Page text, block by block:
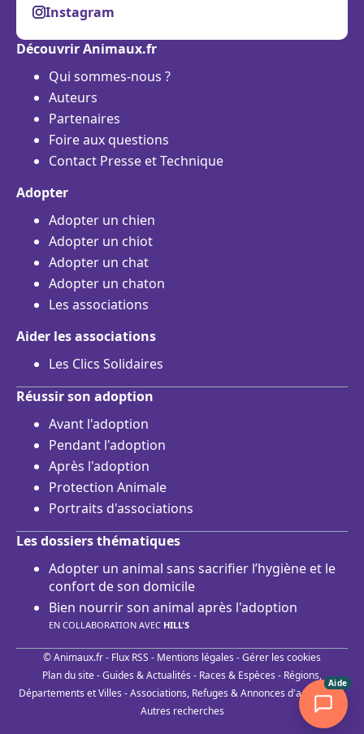
Instagram
Découvrir Animaux.fr
Qui sommes-nous ?
Auteurs
Partenaires
Foire aux questions
Contact Presse et Technique
Adopter
Adopter un chien
Adopter un chiot
Adopter un chat
Adopter un chaton
Les associations
Aider les associations
Les Clics Solidaires
Réussir son adoption
Avant l'adoption
Pendant l'adoption
Après l'adoption
Protection Animale
Portraits d'associations
Les dossiers thématiques
Adopter un animal sans sacrifier l’hygiène et le
confort de son domicile
Bien nourrir son animal après l'adoption
EN COLLABORATION AVEC HILL'S
© Animaux.fr - Flux RSS - Mentions légales -Gérer les cookies
Plan du site-Guides & Actualités - Races & Espèces - Régions,
Départements et Villes -Associations, Refuges & Annonces d'adoptions-
Autres recherches
Aide